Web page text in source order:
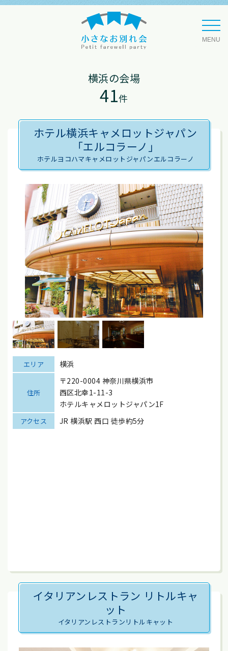
横浜の会場
41件
ホテル横浜キャメロットジャパン
「エルコラーノ」
ホテルヨコハマキャメロットジャパンエルコラーノ
エリア 横浜
住所
〒220-0004 神奈川県横浜市
西区北幸1-11-3
ホテルキャメロットジャパン1F
アクセス JR 横浜駅 西口 徒歩約5分
イタリアンレストラン リトルキャ
ット
イタリアンレストランリトルキャット
MENU